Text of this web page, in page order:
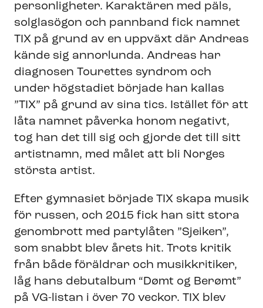
personligheter. Karaktären med päls,
solglasögon och pannband fick namnet
TIX på grund av en uppväxt där Andreas
kände sig annorlunda. Andreas har
diagnosen Tourettes syndrom och
under högstadiet började han kallas
”TIX” på grund av sina tics. Istället för att
låta namnet påverka honom negativt,
tog han det till sig och gjorde det till sitt
artistnamn, med målet att bli Norges
största artist.
Efter gymnasiet började TIX skapa musik
för russen, och 2015 fick han sitt stora
genombrott med partylåten ”Sjeiken”,
som snabbt blev årets hit. Trots kritik
från både föräldrar och musikkritiker,
låg hans debutalbum “Dømt og Berømt”
på VG-listan i över 70 veckor. TIX blev